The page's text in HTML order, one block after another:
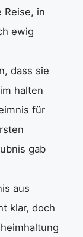
Reise, in
ewig
dass sie
halten
für
gab
aus
klar, doch